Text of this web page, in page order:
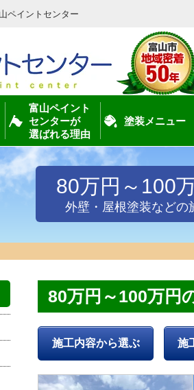
ペイントセンター
富山ペイント
センターが
選ばれる理由
塗装メニュー
80万円～100
外壁・屋根塗装などの
80万円～100万円
施工内容から選ぶ 施